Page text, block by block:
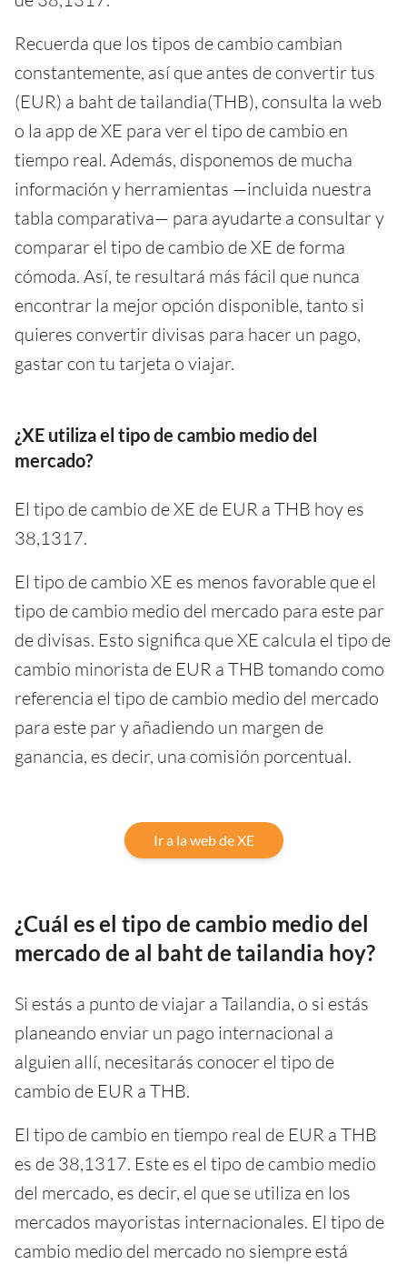
Recuerda que los tipos de cambio cambian
constantemente, así que antes de convertir tus
(EUR) a baht de tailandia(THB), consulta la web
o la app de XE para ver el tipo de cambio en
tiempo real. Además, disponemos de mucha
información y herramientas —incluida nuestra
tabla comparativa— para ayudarte a consultar y
comparar el tipo de cambio de XE de forma
cómoda. Así, te resultará más fácil que nunca
encontrar la mejor opción disponible, tanto si
quieres convertir divisas para hacer un pago,
gastar con tu tarjeta o viajar.
¿XE utiliza el tipo de cambio medio del
mercado?
El tipo de cambio de XE de EUR a THB hoy es
38,1317.
El tipo de cambio XE es menos favorable que el
tipo de cambio medio del mercado para este par
de divisas. Esto significa que XE calcula el tipo de
cambio minorista de EUR a THB tomando como
referencia el tipo de cambio medio del mercado
para este par y añadiendo un margen de
ganancia, es decir, una comisión porcentual.
Ir a la web de XE
¿Cuál es el tipo de cambio medio del
mercado de al baht de tailandia hoy?
Si estás a punto de viajar a Tailandia, o si estás
planeando enviar un pago internacional a
alguien allí, necesitarás conocer el tipo de
cambio de EUR a THB.
El tipo de cambio en tiempo real de EUR a THB
es de 38,1317. Este es el tipo de cambio medio
del mercado, es decir, el que se utiliza en los
mercados mayoristas internacionales. El tipo de
cambio medio del mercado no siempre está